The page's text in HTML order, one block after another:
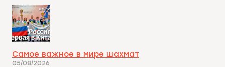
Самое важное в мире шахмат
05/08/2026